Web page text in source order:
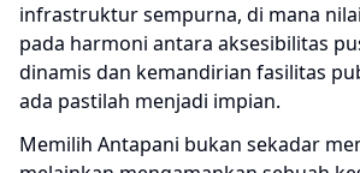
infrastruktur sempurna, di mana
pada harmoni antara aksesibilitas
dinamis dan kemandirian fasilitas
ada pastilah menjadi impian.
Memilih Antapani bukan sekadar